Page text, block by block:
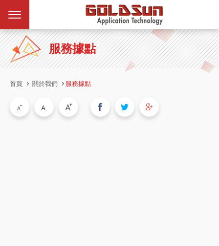
服務據點
首頁 關於我們 服務據點